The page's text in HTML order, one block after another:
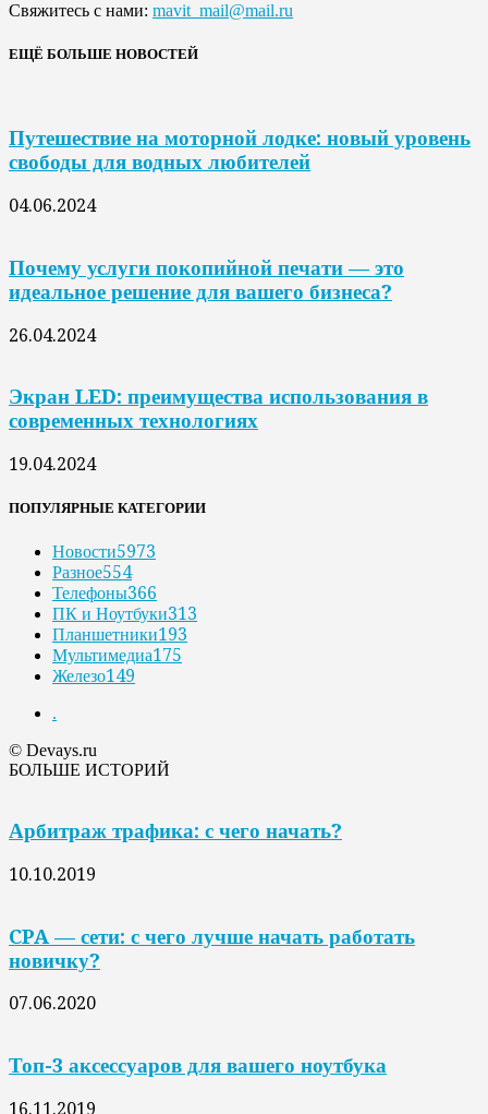
Свяжитесь с нами: mavit_mail@mail.ru
ЕЩЁ БОЛЬШЕ НОВОСТЕЙ
Путешествие на моторной лодке: новый уровень
свободы для водных любителей
04.06.2024
Почему услуги покопийной печати — это
идеальное решение для вашего бизнеса?
26.04.2024
Экран LED: преимущества использования в
современных технологиях
19.04.2024
ПОПУЛЯРНЫЕ КАТЕГОРИИ
Новости5973
Разное554
Телефоны366
ПК и Ноутбуки313
Планшетники193
Мультимедиа175
Железо149
.
© Devays.ru
БОЛЬШЕ ИСТОРИЙ
Арбитраж трафика: с чего начать?
10.10.2019
CPA — сети: с чего лучше начать работать
новичку?
07.06.2020
Топ-3 аксессуаров для вашего ноутбука
16.11.2019